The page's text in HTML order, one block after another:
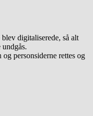
digitaliserede, så alt
personsiderne rettes og